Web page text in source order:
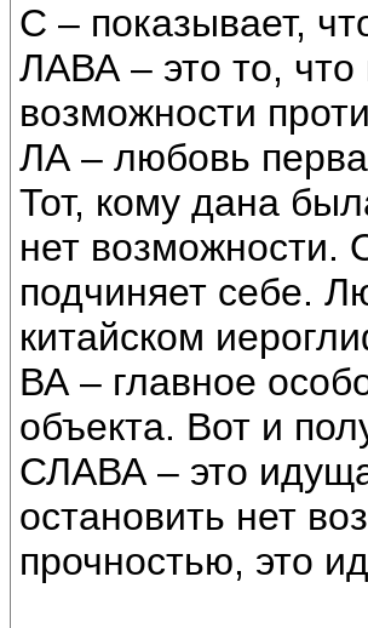
С – показывает,
ЛАВА – это то, что
возможности
ЛА – любовь
Тот, кому дана
нет возможности.
подчиняет себе.
китайском
ВА – главное
объекта. Вот и
СЛАВА – это
остановить нет
прочностью, это